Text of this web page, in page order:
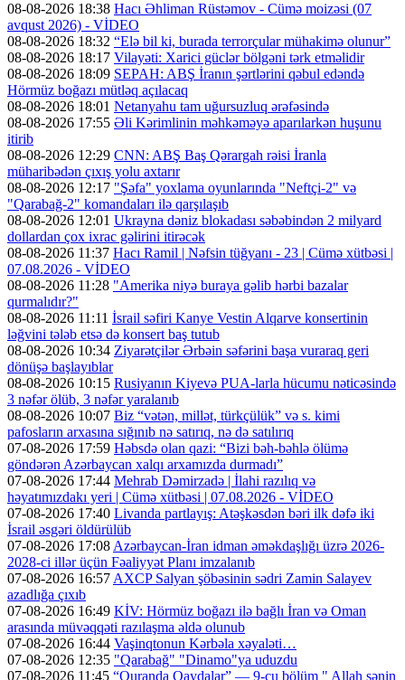
08-08-2026 18:38 Hacı Əhliman Rüstəmov - Cümə moizəsi (07
avqust 2026) - VİDEO
08-08-2026 18:32 “Elə bil ki, burada terrorçular mühakimə olunur”
08-08-2026 18:17 Vilayəti: Xarici güclər bölgəni tərk etməlidir
08-08-2026 18:09 SEPAH: ABŞ İranın şərtlərini qəbul edəndə
Hörmüz boğazı mütləq açılacaq
08-08-2026 18:01 Netanyahu tam uğursuzluq ərəfəsində
08-08-2026 17:55 Əli Kərimlinin məhkəməyə aparılarkən huşunu
itirib
08-08-2026 12:29 CNN: ABŞ Baş Qərargah rəisi İranla
müharibədən çıxış yolu axtarır
08-08-2026 12:17 "Şəfa" yoxlama oyunlarında "Neftçi-2" və
"Qarabağ-2" komandaları ilə qarşılaşıb
08-08-2026 12:01 Ukrayna dəniz blokadası səbəbindən 2 milyard
dollardan çox ixrac gəlirini itirəcək
08-08-2026 11:37 Hacı Ramil | Nəfsin tüğyanı - 23 | Cümə xütbəsi |
07.08.2026 - VİDEO
08-08-2026 11:28 "Amerika niyə buraya gəlib hərbi bazalar
qurmalıdır?"
08-08-2026 11:11 İsrail səfiri Kanye Vestin Alqarve konsertinin
ləğvini tələb etsə də konsert baş tutub
08-08-2026 10:34 Ziyarətçilər Ərbəin səfərini başa vuraraq geri
dönüşə başlayıblar
08-08-2026 10:15 Rusiyanın Kiyevə PUA-larla hücumu nəticəsində
3 nəfər ölüb, 3 nəfər yaralanıb
08-08-2026 10:07 Biz “vətən, millət, türkçülük” və s. kimi
pafosların arxasına sığınıb nə satırıq, nə də satılırıq
07-08-2026 17:59 Həbsdə olan qazi: “Bizi bəh-bəhlə ölümə
göndərən Azərbaycan xalqı arxamızda durmadı”
07-08-2026 17:44 Mehrab Dəmirzadə | İlahi razılıq və
həyatımızdakı yeri | Cümə xütbəsi | 07.08.2026 - VİDEO
07-08-2026 17:40 Livanda partlayış: Atəşkəsdən bəri ilk dəfə iki
İsrail əsgəri öldürülüb
07-08-2026 17:08 Azərbaycan-İran idman əməkdaşlığı üzrə 2026-
2028-ci illər üçün Fəaliyyət Planı imzalanıb
07-08-2026 16:57 AXCP Salyan şöbəsinin sədri Zamin Salayev
azadlığa çıxıb
07-08-2026 16:49 KİV: Hörmüz boğazı ilə bağlı İran və Oman
arasında müvəqqəti razılaşma əldə olunub
07-08-2026 16:44 Vaşinqtonun Kərbəla xəyaləti…
07-08-2026 12:35 "Qarabağ" "Dinamo"ya uduzdu
07-08-2026 11:45 “Quranda Qaydalar” — 9-cu bölüm " Allah sənin